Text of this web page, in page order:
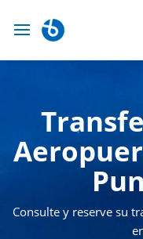
Consulte y reserve su